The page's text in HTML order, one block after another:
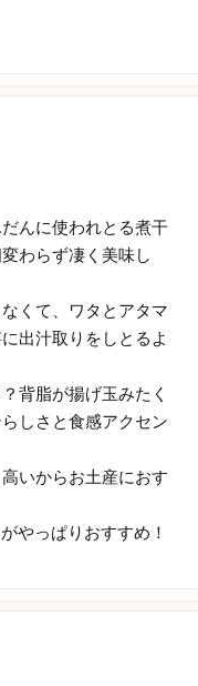
んに使われとる煮干
わらず凄く美味し
くて、ワタとアタマ
出汁取りをしとるよ
背脂が揚げ玉みたく
しさと食感アクセン
いからお土産におす
やっぱりおすすめ！